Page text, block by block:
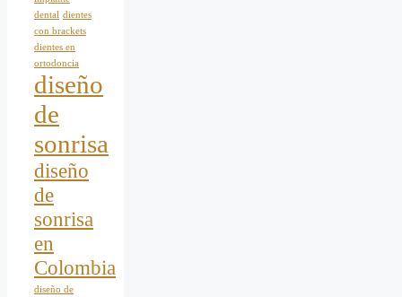
dental dientes
con brackets
dientes en
ortodoncia
diseño
de
sonrisa
diseño
de
sonrisa
en
Colombia
diseño de